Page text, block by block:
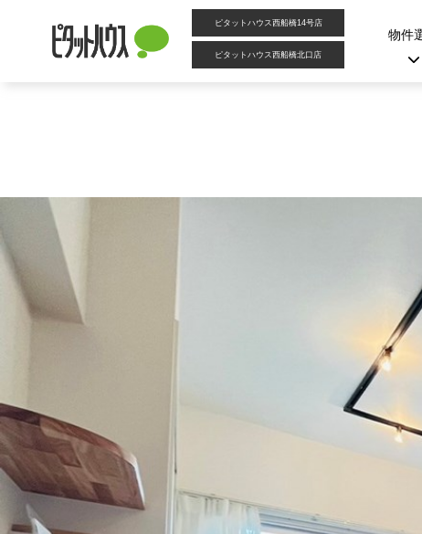
ピタットハウス西船橋14号店
ピタットハウス西船橋北口店
物件
新浦安
★リフォーム済みマンション★家具付物件★新浦安エリア★入